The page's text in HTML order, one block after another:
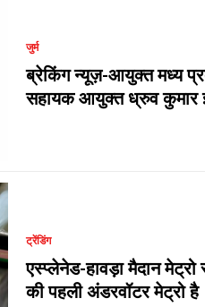
जुर्म
ब्रेकिंग न्यूज़-आयुक्त मध्य
सहायक आयुक्त ध्रुव कुमार
ट्रेंडिंग
एस्प्लेनेड-हावड़ा मैदान
की पहली अंडरवॉटर मेट्रो है